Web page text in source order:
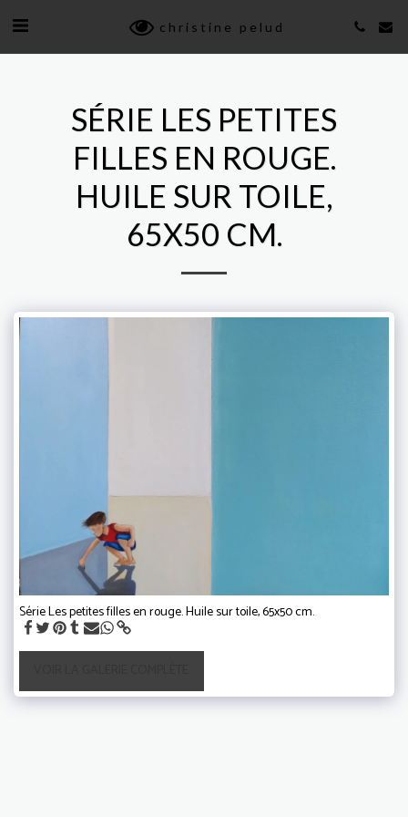
christine pelud
SÉRIE LES PETITES
FILLES EN ROUGE.
HUILE SUR TOILE,
65X50 CM.
Série Les petites filles en rouge. Huile sur toile, 65x50 cm.